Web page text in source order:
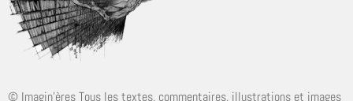
© Imagin'ères Tous les textes, commentaires, illustrations et images